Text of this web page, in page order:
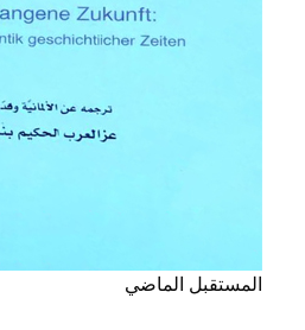
المستقبل الماضي